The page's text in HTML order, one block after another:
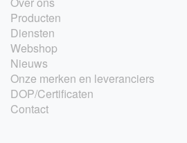
Producten
Diensten
Webshop
Nieuws
Onze merken en leveranciers
DOP/Certificaten
Contact